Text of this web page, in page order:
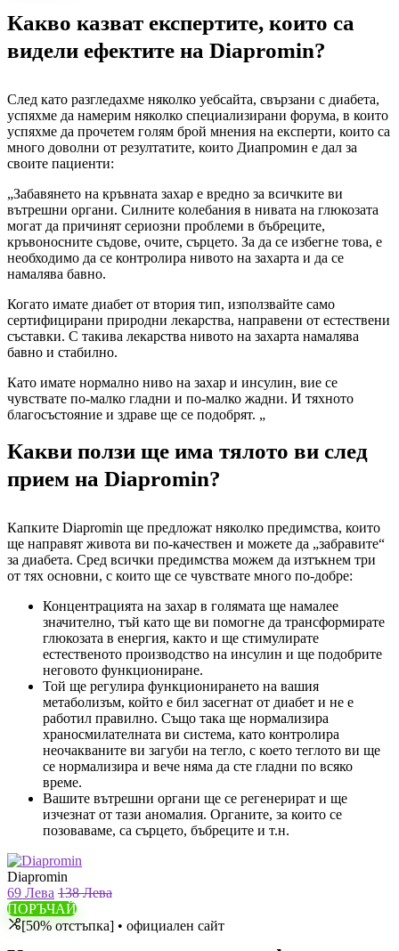
Какво казват експертите, които са
видели ефектите на Diapromin?
След като разгледахме няколко уебсайта, свързани с диабета,
успяхме да намерим няколко специализирани форума, в които
успяхме да прочетем голям брой мнения на експерти, които са
много доволни от резултатите, които Диапромин е дал за
своите пациенти:
„Забавянето на кръвната захар е вредно за всичките ви
вътрешни органи. Силните колебания в нивата на глюкозата
могат да причинят сериозни проблеми в бъбреците,
кръвоносните съдове, очите, сърцето. За да се избегне това, е
необходимо да се контролира нивото на захарта и да се
намалява бавно.
Когато имате диабет от втория тип, използвайте само
сертифицирани природни лекарства, направени от естествени
съставки. С такива лекарства нивото на захарта намалява
бавно и стабилно.
Като имате нормално ниво на захар и инсулин, вие се
чувствате по-малко гладни и по-малко жадни. И тяхното
благосъстояние и здраве ще се подобрят. „
Какви ползи ще има тялото ви след
прием на Diapromin?
Капките Diapromin ще предложат няколко предимства, които
ще направят живота ви по-качествен и можете да „забравите“
за диабета. Сред всички предимства можем да изтъкнем три
от тях основни, с които ще се чувствате много по-добре:
Концентрацията на захар в голямата ще намалее
значително, тъй като ще ви помогне да трансформирате
глюкозата в енергия, както и ще стимулирате
естественото производство на инсулин и ще подобрите
неговото функциониране.
Той ще регулира функционирането на вашия
метаболизъм, който е бил засегнат от диабет и не е
работил правилно. Също така ще нормализира
храносмилателната ви система, като контролира
неочакваните ви загуби на тегло, с което теглото ви ще
се нормализира и вече няма да сте гладни по всяко
време.
Вашите вътрешни органи ще се регенерират и ще
изчезнат от тази аномалия. Органите, за които се
позоваваме, са сърцето, бъбреците и т.н.
Diapromin
69 Лева 138 Лева
ПОРЪЧАЙ
[50% отстъпка] • официален сайт